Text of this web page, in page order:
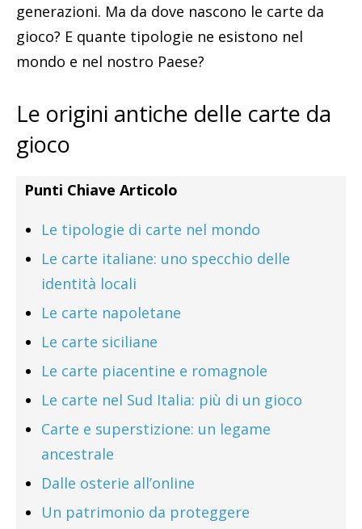
generazioni. Ma da dove nascono le carte da
gioco? E quante tipologie ne esistono nel
mondo e nel nostro Paese?
Le origini antiche delle carte da
gioco
Punti Chiave Articolo
Le tipologie di carte nel mondo
Le carte italiane: uno specchio delle
identità locali
Le carte napoletane
Le carte siciliane
Le carte piacentine e romagnole
Le carte nel Sud Italia: più di un gioco
Carte e superstizione: un legame
ancestrale
Dalle osterie all’online
Un patrimonio da proteggere